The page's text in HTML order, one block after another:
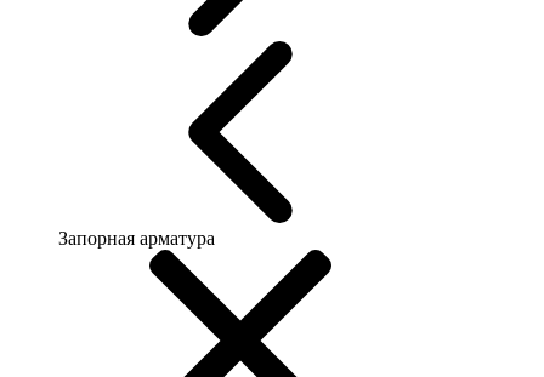
Запорная арматура